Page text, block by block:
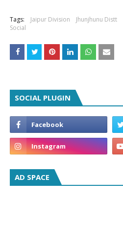
Tags: Jaipur Division Jhunjhunu Distt
Social
SOCIAL PLUGIN
AD SPACE